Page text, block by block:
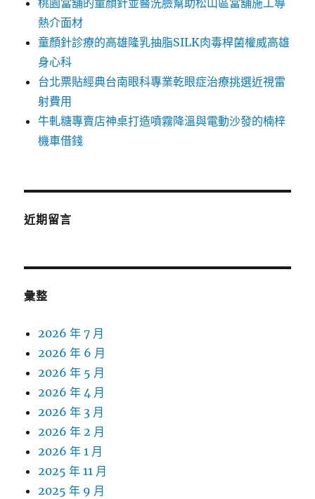
桃園當舖的童顏針並醫洗臉幫助松山區當舖施工導
熱介面材
童顏針診療的高雄隆乳抽脂SILK肉毒桿菌權威高雄
身心科
台北票貼經典台南眼科專業乾眼症治療挑選近視雷
射費用
牛軋糖專賣店神桌打造噴霧降溫與電動沙發的楠梓
機車借錢
近期留言
彙整
2026 年 7 月
2026 年 6 月
2026 年 5 月
2026 年 4 月
2026 年 3 月
2026 年 2 月
2026 年 1 月
2025 年 11 月
2025 年 9 月